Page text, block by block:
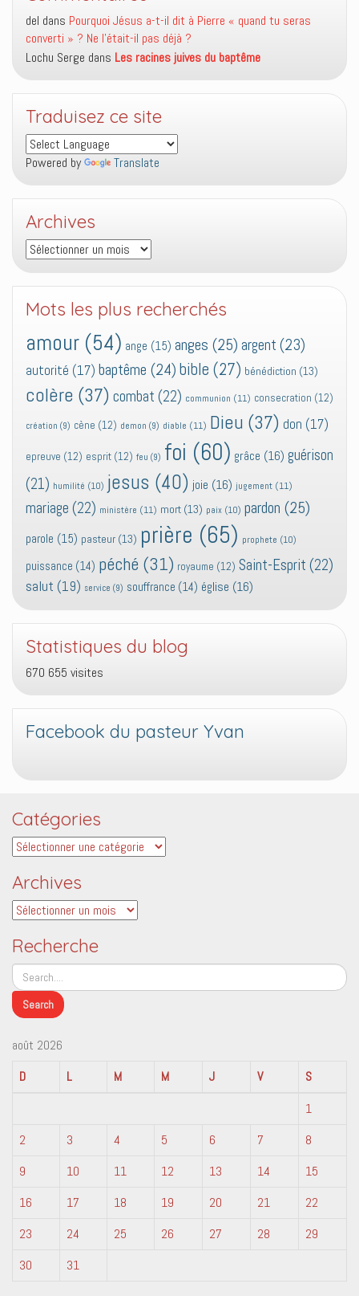
del dans Pourquoi Jésus a-t-il dit à Pierre « quand tu seras
converti » ? Ne l’était-il pas déjà ?
Lochu Serge dans Les racines juives du baptême
Traduisez ce site
Powered by Translate
Archives
Archives
Mots les plus recherchés
amour (54) ange (15) anges (25) argent (23)
autorité (17) baptême (24) bible (27) bénédiction (13)
colère (37) combat (22) communion (11) consecration (12)
création (9) cène (12) demon (9) diable (11) Dieu (37) don (17)
epreuve (12) esprit (12) feu (9) foi (60) grâce (16) guérison
(21) humilité (10) jesus (40) joie (16) jugement (11)
mariage (22) ministère (11) mort (13) paix (10) pardon (25)
parole (15) pasteur (13) prière (65) prophete (10)
puissance (14) péché (31) royaume (12) Saint-Esprit (22)
salut (19) service (9) souffrance (14) église (16)
Statistiques du blog
670 655 visites
Facebook du pasteur Yvan
Catégories
Catégories
Archives
Archives
Recherche
août 2026
D
L M M J V
S
1
2
3 4 5 6 7
8
9
10 11 12 13 14
15
16
17 18 19 20 21
22
23
24 25 26 27 28
29
30
31